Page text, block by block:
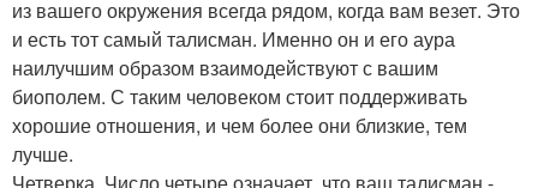
из вашего окружения всегда рядом, когда вам везет. Это
и есть тот самый талисман. Именно он и его аура
наилучшим образом взаимодействуют с вашим
биополем. С таким человеком стоит поддерживать
хорошие отношения, и чем более они близкие, тем
лучше.